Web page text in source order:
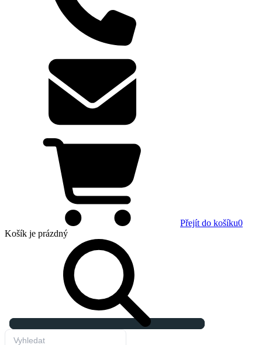
Přejít do košíku0
Košík je prázdný